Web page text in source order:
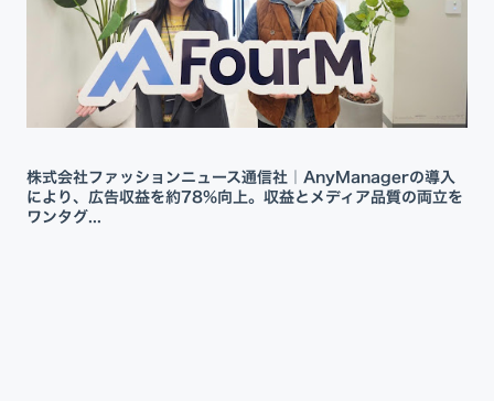
株式会社ファッションニュース通信社｜AnyManagerの導入
により、広告収益を約78%向上。収益とメディア品質の両立を
ワンタグ...